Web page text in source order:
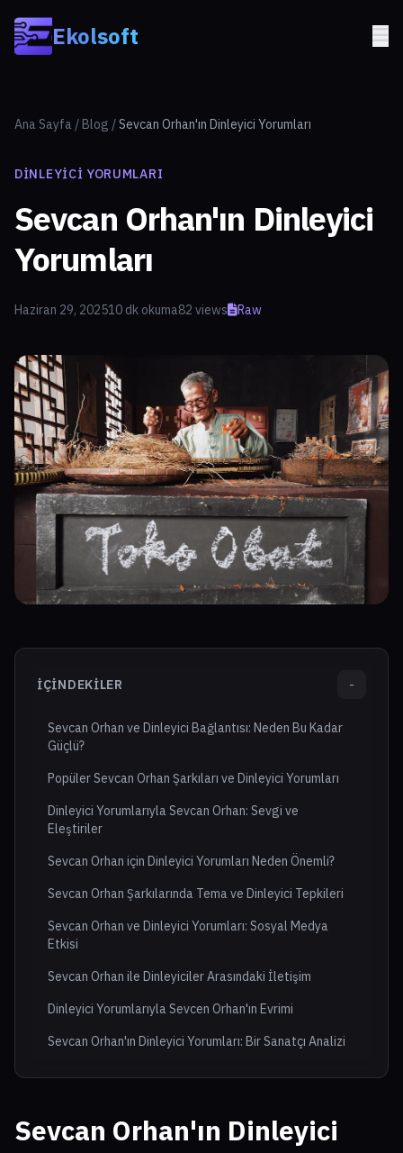
Ekolsoft
Ana Sayfa / Blog /Sevcan Orhan'ın Dinleyici Yorumları
DINLEYICI YORUMLARI
Sevcan Orhan'ın Dinleyici
Yorumları
Haziran 29, 202510 dk okuma82 views Raw
İÇINDEKILER -
Sevcan Orhan ve Dinleyici Bağlantısı: Neden Bu Kadar
Güçlü?
Popüler Sevcan Orhan Şarkıları ve Dinleyici Yorumları
Dinleyici Yorumlarıyla Sevcan Orhan: Sevgi ve
Eleştiriler
Sevcan Orhan için Dinleyici Yorumları Neden Önemli?
Sevcan Orhan Şarkılarında Tema ve Dinleyici Tepkileri
Sevcan Orhan ve Dinleyici Yorumları: Sosyal Medya
Etkisi
Sevcan Orhan ile Dinleyiciler Arasındaki İletişim
Dinleyici Yorumlarıyla Sevcen Orhan'ın Evrimi
Sevcan Orhan'ın Dinleyici Yorumları: Bir Sanatçı Analizi
Sevcan Orhan'ın Dinleyici